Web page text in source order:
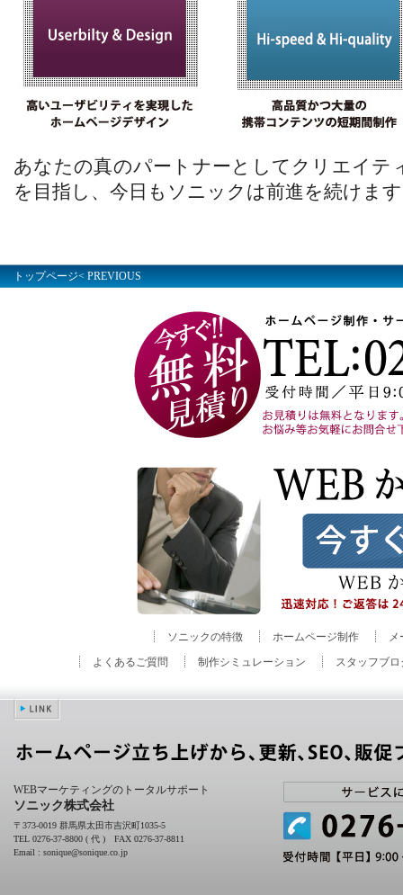
あなたの真のパートナーとしてクリエイテ
を目指し、今日もソニックは前進を続けま
トップページ< PREVIOUS
ソニックの特徴 ホームページ制作
メ
よくあるご質問
制作シミュレーション スタッフブロ
WEBマーケティングのトータルサポート
ソニック株式会社
〒373-0019 群馬県太田市吉沢町1035-5
TEL 0276-37-8800 ( 代 ) FAX 0276-37-8811
Email : sonique@sonique.co.jp